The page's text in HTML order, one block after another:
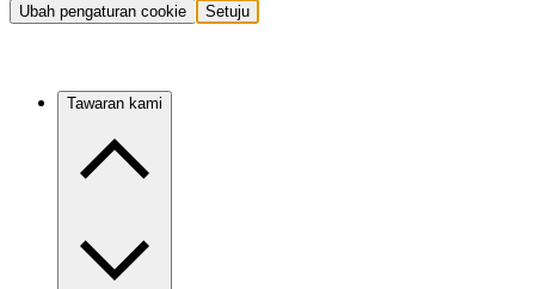
Ubah pengaturan cookie Setuju
Tawaran kami